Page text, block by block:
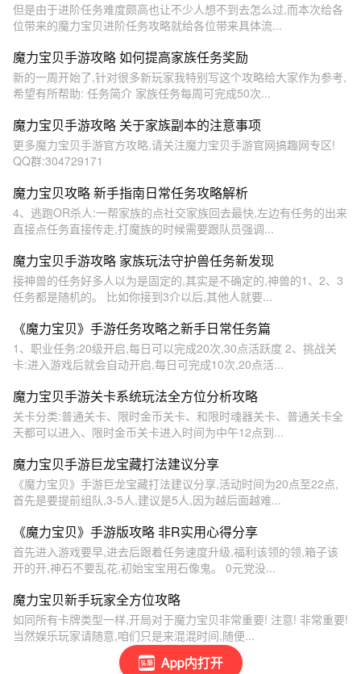
App内打开
但是由于进阶任务难度颇高也让不少人想不到去怎么过,而本次给各
位带来的魔力宝贝进阶任务攻略就给各位带来具体流...
魔力宝贝手游攻略 如何提高家族任务奖励
新的一周开始了,针对很多新玩家我特别写这个攻略给大家作为参考,
希望有所帮助: 任务简介 家族任务每周可完成50次...
魔力宝贝手游攻略 关于家族副本的注意事项
更多魔力宝贝手游官方攻略,请关注魔力宝贝手游官网搞趣网专区!
QQ群:304729171
魔力宝贝攻略 新手指南日常任务攻略解析
4、逃跑OR杀人:一帮家族的点社交家族回去最快,左边有任务的出来
直接点任务直接传走,打魔族的时候需要跟队员强调...
魔力宝贝手游攻略 家族玩法守护兽任务新发现
接神兽的任务好多人以为是固定的,其实是不确定的,神兽的1、2、3
任务都是随机的。 比如你接到3介以后,其他人就要...
《魔力宝贝》手游任务攻略之新手日常任务篇
1、职业任务:20级开启,每日可以完成20次,30点活跃度 2、挑战关
卡:进入游戏后就会自动开启,每日可完成10次,20点活...
魔力宝贝手游关卡系统玩法全方位分析攻略
关卡分类:普通关卡、限时金币关卡、和限时魂器关卡、普通关卡全
天都可以进入、限时金币关卡进入时间为中午12点到...
魔力宝贝手游巨龙宝藏打法建议分享
《魔力宝贝》手游巨龙宝藏打法建议分享,活动时间为20点至22点,
首先是要提前组队,3-5人,建议是5人,因为越后面越难...
《魔力宝贝》手游版攻略 非R实用心得分享
首先进入游戏要早,进去后跟着任务速度升级,福利该领的领,箱子该
开的开,神石不要乱花,初始宝宝用石像鬼。 0元党没...
魔力宝贝新手玩家全方位攻略
如同所有卡牌类型一样,开局对于魔力宝贝非常重要! 注意! 非常重要!
当然娱乐玩家请随意,咱们只是来混混时间,随便...